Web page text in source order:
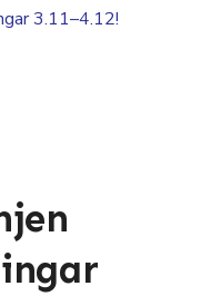
3.11–4.12!